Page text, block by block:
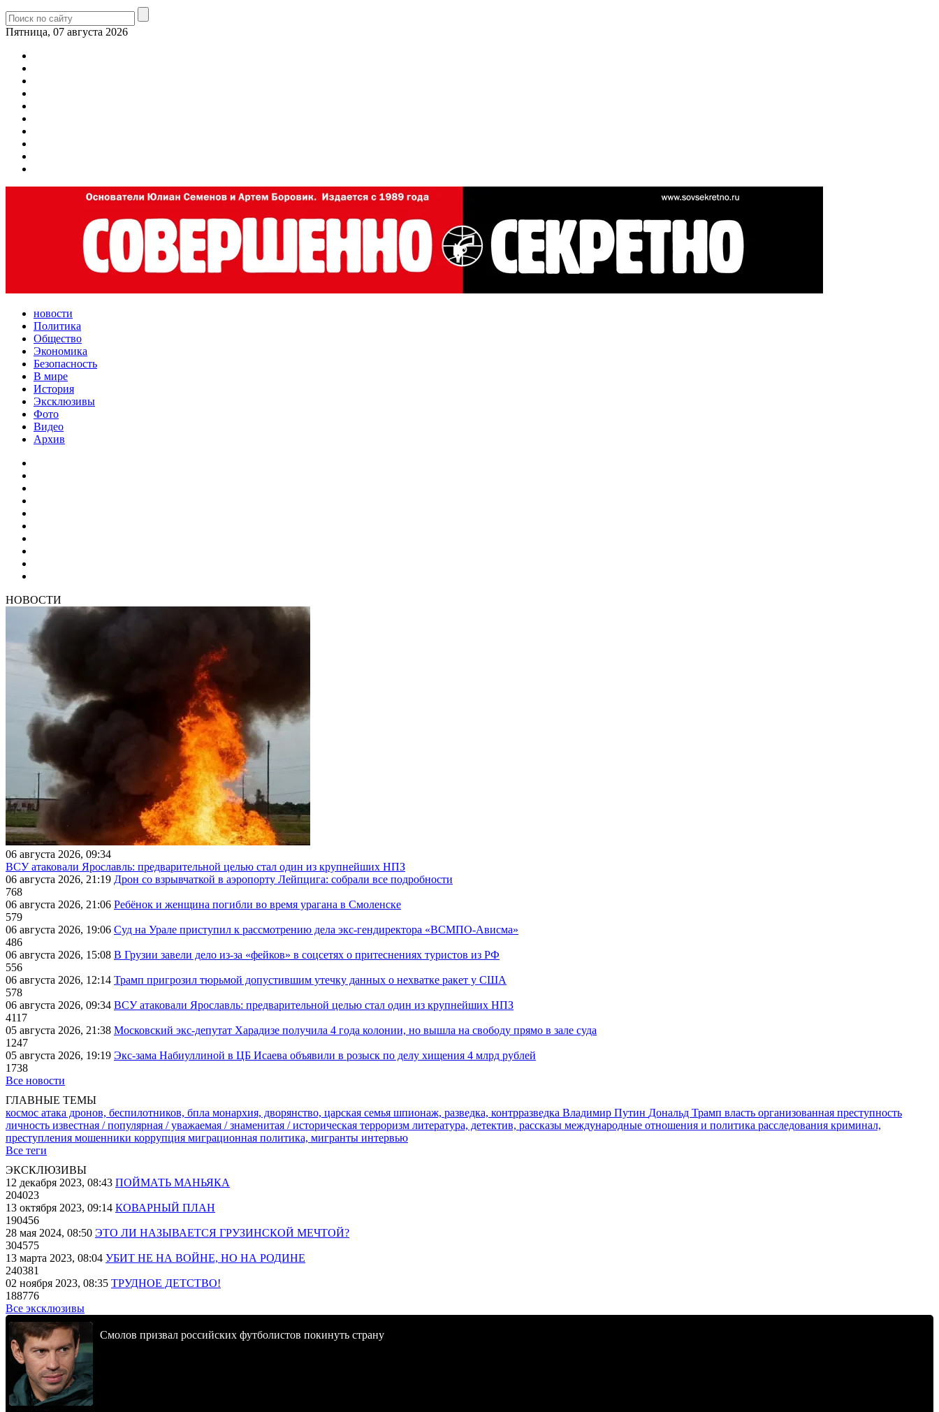
Пятница, 07 августа 2026
новости
Политика
Общество
Экономика
Безопасность
В мире
История
Эксклюзивы
Фото
Видео
Архив
НОВОСТИ
06 августа 2026, 09:34
ВСУ атаковали Ярославль: предварительной целью стал один из крупнейших НПЗ
06 августа 2026, 21:19 Дрон со взрывчаткой в аэропорту Лейпцига: собрали все подробности
768
06 августа 2026, 21:06 Ребёнок и женщина погибли во время урагана в Смоленске
579
06 августа 2026, 19:06 Суд на Урале приступил к рассмотрению дела экс-гендиректора «ВСМПО-Ависма»
486
06 августа 2026, 15:08 В Грузии завели дело из-за «фейков» в соцсетях о притеснениях туристов из РФ
556
06 августа 2026, 12:14 Трамп пригрозил тюрьмой допустившим утечку данных о нехватке ракет у США
578
06 августа 2026, 09:34 ВСУ атаковали Ярославль: предварительной целью стал один из крупнейших НПЗ
4117
05 августа 2026, 21:38 Московский экс-депутат Харадизе получила 4 года колонии, но вышла на свободу прямо в зале суда
1247
05 августа 2026, 19:19 Экс-зама Набиуллиной в ЦБ Исаева объявили в розыск по делу хищения 4 млрд рублей
1738
Все новости
ГЛАВНЫЕ ТЕМЫ
космос атака дронов, беспилотников, бпла монархия, дворянство, царская семья шпионаж, разведка, контрразведка Владимир Путин Дональд Трамп власть организованная преступность
личность известная / популярная / уважаемая / знаменитая / историческая терроризм литература, детектив, рассказы международные отношения и политика расследования криминал,
преступления мошенники коррупция миграционная политика, мигранты интервью
Все теги
ЭКСКЛЮЗИВЫ
12 декабря 2023, 08:43 ПОЙМАТЬ МАНЬЯКА
204023
13 октября 2023, 09:14 КОВАРНЫЙ ПЛАН
190456
28 мая 2024, 08:50 ЭТО ЛИ НАЗЫВАЕТСЯ ГРУЗИНСКОЙ МЕЧТОЙ?
304575
13 марта 2023, 08:04 УБИТ НЕ НА ВОЙНЕ, НО НА РОДИНЕ
240381
02 ноября 2023, 08:35 ТРУДНОЕ ДЕТСТВО!
188776
Все эксклюзивы
Смолов призвал российских футболистов покинуть страну